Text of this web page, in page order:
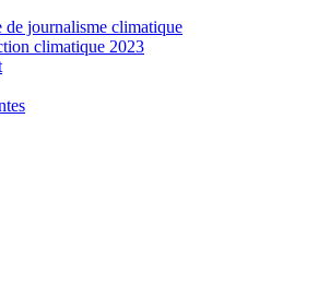
de journalisme climatique
climatique 2023